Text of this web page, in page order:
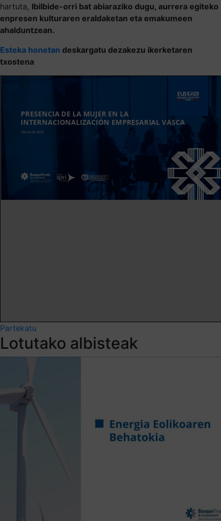
hartuta, Ibilbide-orri bat abiaraziko dugu, aurrera egiteko
enpresen kulturaren eraldaketan eta emakumeen
ahalduntzean.
Esteka honetan deskargatu dezakezu ikerketaren
txostena
Partekatu
Lotutako albisteak